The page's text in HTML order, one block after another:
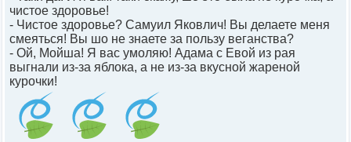
чистое здоровье!
- Чистое здоровье? Самуил Яковлич! Вы делаете меня
смеяться! Вы шо не знаете за пользу веганства?
- Ой, Мойша! Я вас умоляю! Адама с Евой из рая
выгнали из-за яблока, а не из-за вкусной жареной
курочки!